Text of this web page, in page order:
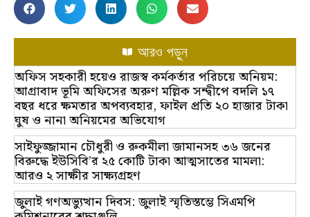
আরও পড়ুন
অফিস সহকারী হয়েও রাজস্ব কর্মকর্তার পরিচয়ে অনিয়ম:
আগ্রাবাদ ভূমি অফিসের অরুণ মল্লিক সন্দ্বীপে বদলি ১৭
বছর ধরে ক্ষমতার অপব্যবহার, ফাইল প্রতি ২০ হাজার টাকা
ঘুষ ও নানা অনিয়মের অভিযোগ
সাইফুজ্জামান চৌধুরী ও রুকমীলা জামানসহ ৩৬ জনের
বিরুদ্ধে ইউসিবি’র ২৫ কোটি টাকা আত্মসাতের মামলা:
আরও ২ সাক্ষীর সাক্ষ্যগ্রহণ
জুলাই গণঅভ্যুত্থান দিবস: জুলাই স্মৃতিস্তম্ভে সিএমপি